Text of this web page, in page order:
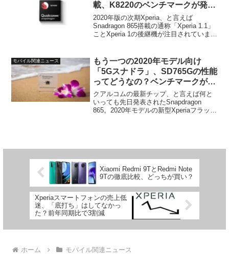
載、K8220のベンチマークが発見
か
2020年版の次期Xperia、と言えば
Snadragon 865搭載の通称「Xperia 1.1」
ことXperia 1の後継機が注目されていま
つめの新型Xperiaモ...
モバイル関連ニュース
もう一つの2020年モデル向け
「5Gスナドラ」、SD765Gの性能
ってどうなの？ベンチマークが初
発見
クアルコムの最新チップ、と言えば何と
いっても先日発表されたSnapdragon
865。2020年モデルの新型Xperiaフラッグ
Xiaomi Redmi 9TとRedmi Note
9Tの徹底比較、どっちが買い？
Xperiaスマートフォンの売上低
迷、「底打ち」はしてなかっ
た？前年同期比で3割減
ホーム モバイル関連ニュース